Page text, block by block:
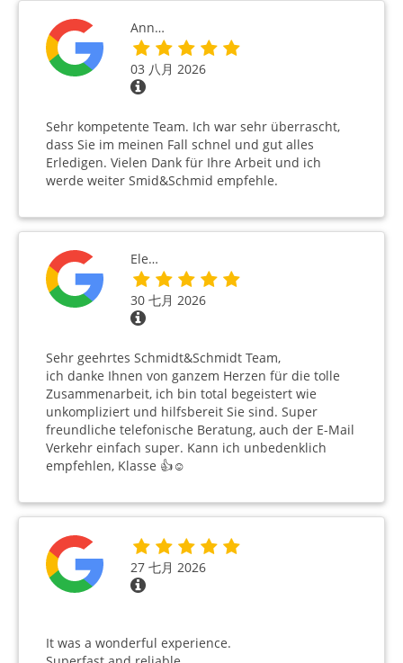
Ann…
03 八月 2026
Sehr kompetente Team. Ich war sehr überrascht,
dass Sie im meinen Fall schnel und gut alles
Erledigen. Vielen Dank für Ihre Arbeit und ich
werde weiter Smid&Schmid empfehle.
Ele…
30 七月 2026
Sehr geehrtes Schmidt&Schmidt Team,
ich danke Ihnen von ganzem Herzen für die tolle
Zusammenarbeit, ich bin total begeistert wie
unkompliziert und hilfsbereit Sie sind. Super
freundliche telefonische Beratung, auch der E-Mail
Verkehr einfach super. Kann ich unbedenklich
empfehlen, Klasse 👍☺️
27 七月 2026
It was a wonderful experience.